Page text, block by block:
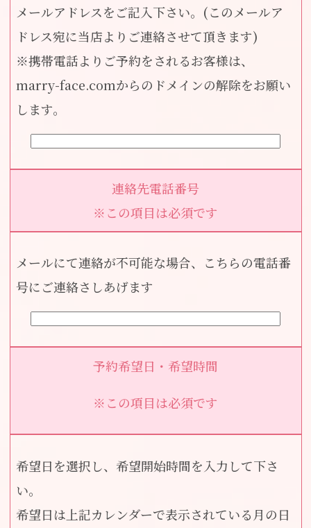
メールアドレスをご記入下さい。(このメールア
ドレス宛に当店よりご連絡させて頂きます)
※携帯電話よりご予約をされるお客様は、
marry-face.comからのドメインの解除をお願い
します。
連絡先電話番号
※この項目は必須です
メールにて連絡が不可能な場合、こちらの電話番
号にご連絡さしあげます
予約希望日・希望時間
※この項目は必須です
希望日を選択し、希望開始時間を入力して下さ
い。
希望日は上記カレンダーで表示されている月の日